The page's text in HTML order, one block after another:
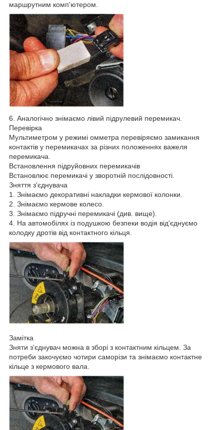
маршрутним комп'ютером.
6. Аналогічно знімаємо лівий підрулевий перемикач.
Перевірка
Мультиметром у режимі омметра перевіряємо замикання
контактів у перемикачах за різних положеннях важеля
перемикача.
Встановлення підруйовних перемикачів
Встановлює перемикачі у зворотній послідовності.
Зняття з'єднувача
1. Знімаємо декоративні накладки кермової колонки.
2. Знімаємо кермове колесо.
3. Знімаємо підручні перемикачі (див. вище).
4. На автомобілях із подушкою безпеки водія від'єднуємо
колодку дротів від контактного кільця.
Замітка
Зняти з'єднувач можна в зборі з контактним кільцем. За
потреби закочуємо чотири саморізи та знімаємо контактне
кільце з кермового вала.